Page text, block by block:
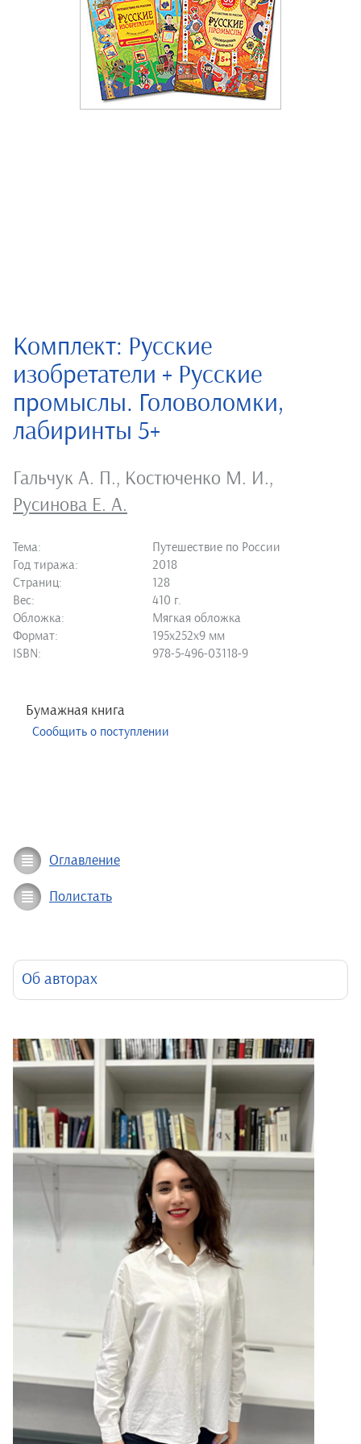
Комплект: Русские
изобретатели + Русские
промыслы. Головоломки,
лабиринты 5+
Гальчук А. П., Костюченко М. И.,
Русинова Е. А.
Тема:
Путешествие по России
Год тиража:
2018
Страниц:
128
Вес:
410 г.
Обложка:
Мягкая обложка
Формат:
195х252х9 мм
ISBN:
978-5-496-03118-9
Бумажная книга
Сообщить о поступлении
Оглавление
Полистать
Об авторах